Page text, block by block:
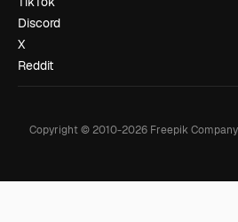
Discord
X
Reddit
Copyright © 2010-2026Freepik Company